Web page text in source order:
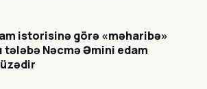
istorisinə görə «məharibə»
tələbə Nəcmə Əmini edam